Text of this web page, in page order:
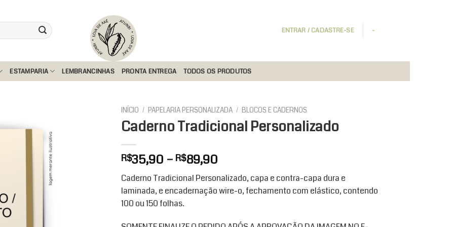
ENTRAR / CADASTRE-SE -
ESTAMPARIA LEMBRANCINHAS PRONTA ENTREGA TODOS OS PRODUTOS
INÍCIO / PAPELARIA PERSONALIZADA / BLOCOS E CADERNOS
Caderno Tradicional Personalizado
R$35,90 – R$89,90
de
preço:
R$35,90
R$89,90
Caderno Tradicional Personalizado, capa e contra-capa dura e
laminada, e encadernação wire-o, fechamento com elástico, contendo
100 ou 150 folhas.